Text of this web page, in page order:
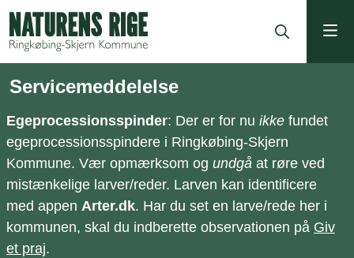
Servicemeddelelse
Egeprocessionsspinder: Der er for nu ikke fundet
egeprocessionsspindere i Ringkøbing-Skjern
Kommune. Vær opmærksom og undgå at røre ved
mistænkelige larver/reder. Larven kan identificere
med appen Arter.dk. Har du set en larve/rede her i
kommunen, skal du indberette observationen på Giv
et praj.